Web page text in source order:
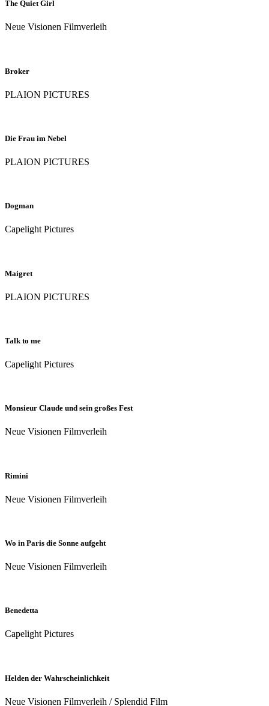
The Quiet Girl
Neue Visionen Filmverleih
Broker
PLAION PICTURES
Die Frau im Nebel
PLAION PICTURES
Dogman
Capelight Pictures
Maigret
PLAION PICTURES
Talk to me
Capelight Pictures
Monsieur Claude und sein großes Fest
Neue Visionen Filmverleih
Rimini
Neue Visionen Filmverleih
Wo in Paris die Sonne aufgeht
Neue Visionen Filmverleih
Benedetta
Capelight Pictures
Helden der Wahrscheinlichkeit
Neue Visionen Filmverleih / Splendid Film